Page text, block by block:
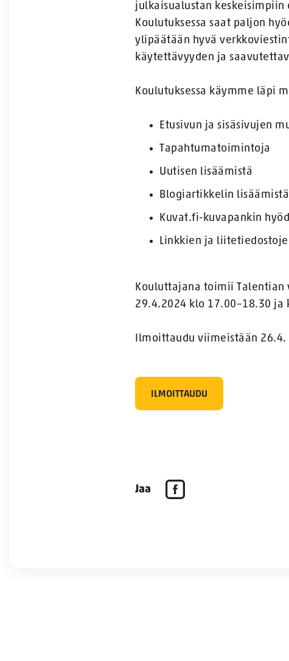
julkaisualustan keskeisimpiin
Koulutuksessa saat paljon
ylipäätään hyvä
käytettävyyden ja
Koulutuksessa käymme läpi
Etusivun ja sisäsivujen
Tapahtumatoimintoja
Uutisen lisäämistä
Blogiartikkelin lisäämistä
Kuvat.fi-kuvapankin
Linkkien ja
Kouluttajana toimii Talentian
29.4.2024 klo 17.00–18.30
Ilmoittaudu viimeistään 26.4.
ILMOITTAUDU
Jaa